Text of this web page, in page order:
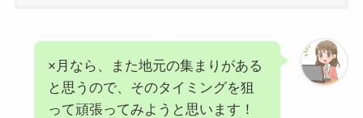
×月なら、また地元の集まりがある
と思うので、そのタイミングを狙
って頑張ってみようと思います！